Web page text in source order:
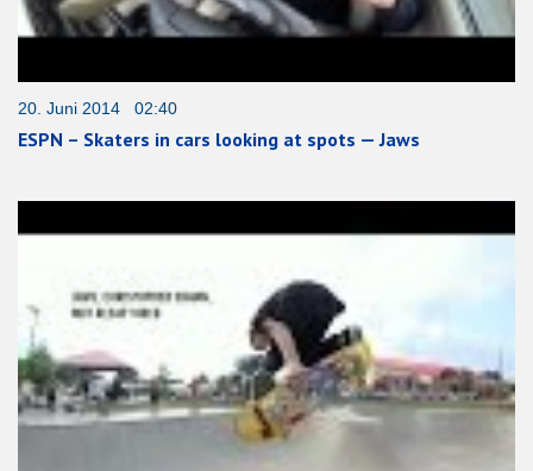
20. Juni 2014 02:40
ESPN – Skaters in cars looking at spots — Jaws